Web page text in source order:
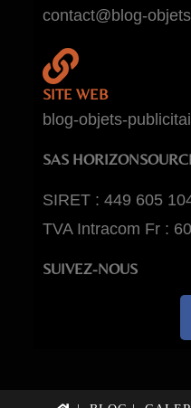
contact@blog-
SITE WEB
blog-objets-
SAS
SIRET : 449 605
TVA Intracom Fr :
SUIVEZ-NOUS